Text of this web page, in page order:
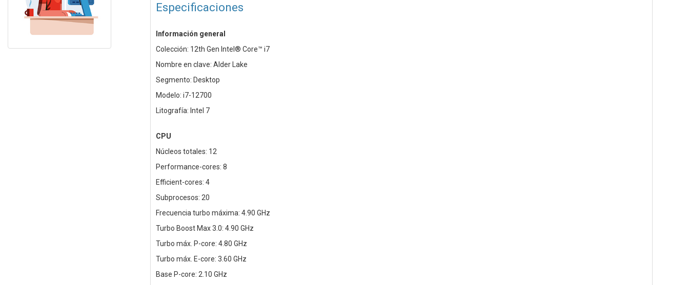
Especificaciones
Información general
Colección: 12th Gen Intel® Core™ i7
Nombre en clave: Alder Lake
Segmento: Desktop
Modelo: i7-12700
Litografía: Intel 7
CPU
Núcleos totales: 12
Performance-cores: 8
Efficient-cores: 4
Subprocesos: 20
Frecuencia turbo máxima: 4.90 GHz
Turbo Boost Max 3.0: 4.90 GHz
Turbo máx. P-core: 4.80 GHz
Turbo máx. E-core: 3.60 GHz
Base P-core: 2.10 GHz